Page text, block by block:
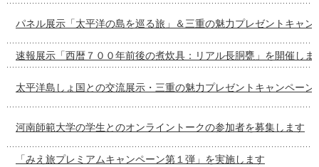
パネル展示「太平洋の島を巡る旅」＆三重の魅力プレゼントキャン
速報展示「西暦７００年前後の煮炊具：リアル長胴甕」を開催しま
太平洋島しょ国との交流展示・三重の魅力プレゼントキャンペーン
河南師範大学の学生とのオンライントークの参加者を募集します
「みえ旅プレミアムキャンペーン第１弾」を実施します